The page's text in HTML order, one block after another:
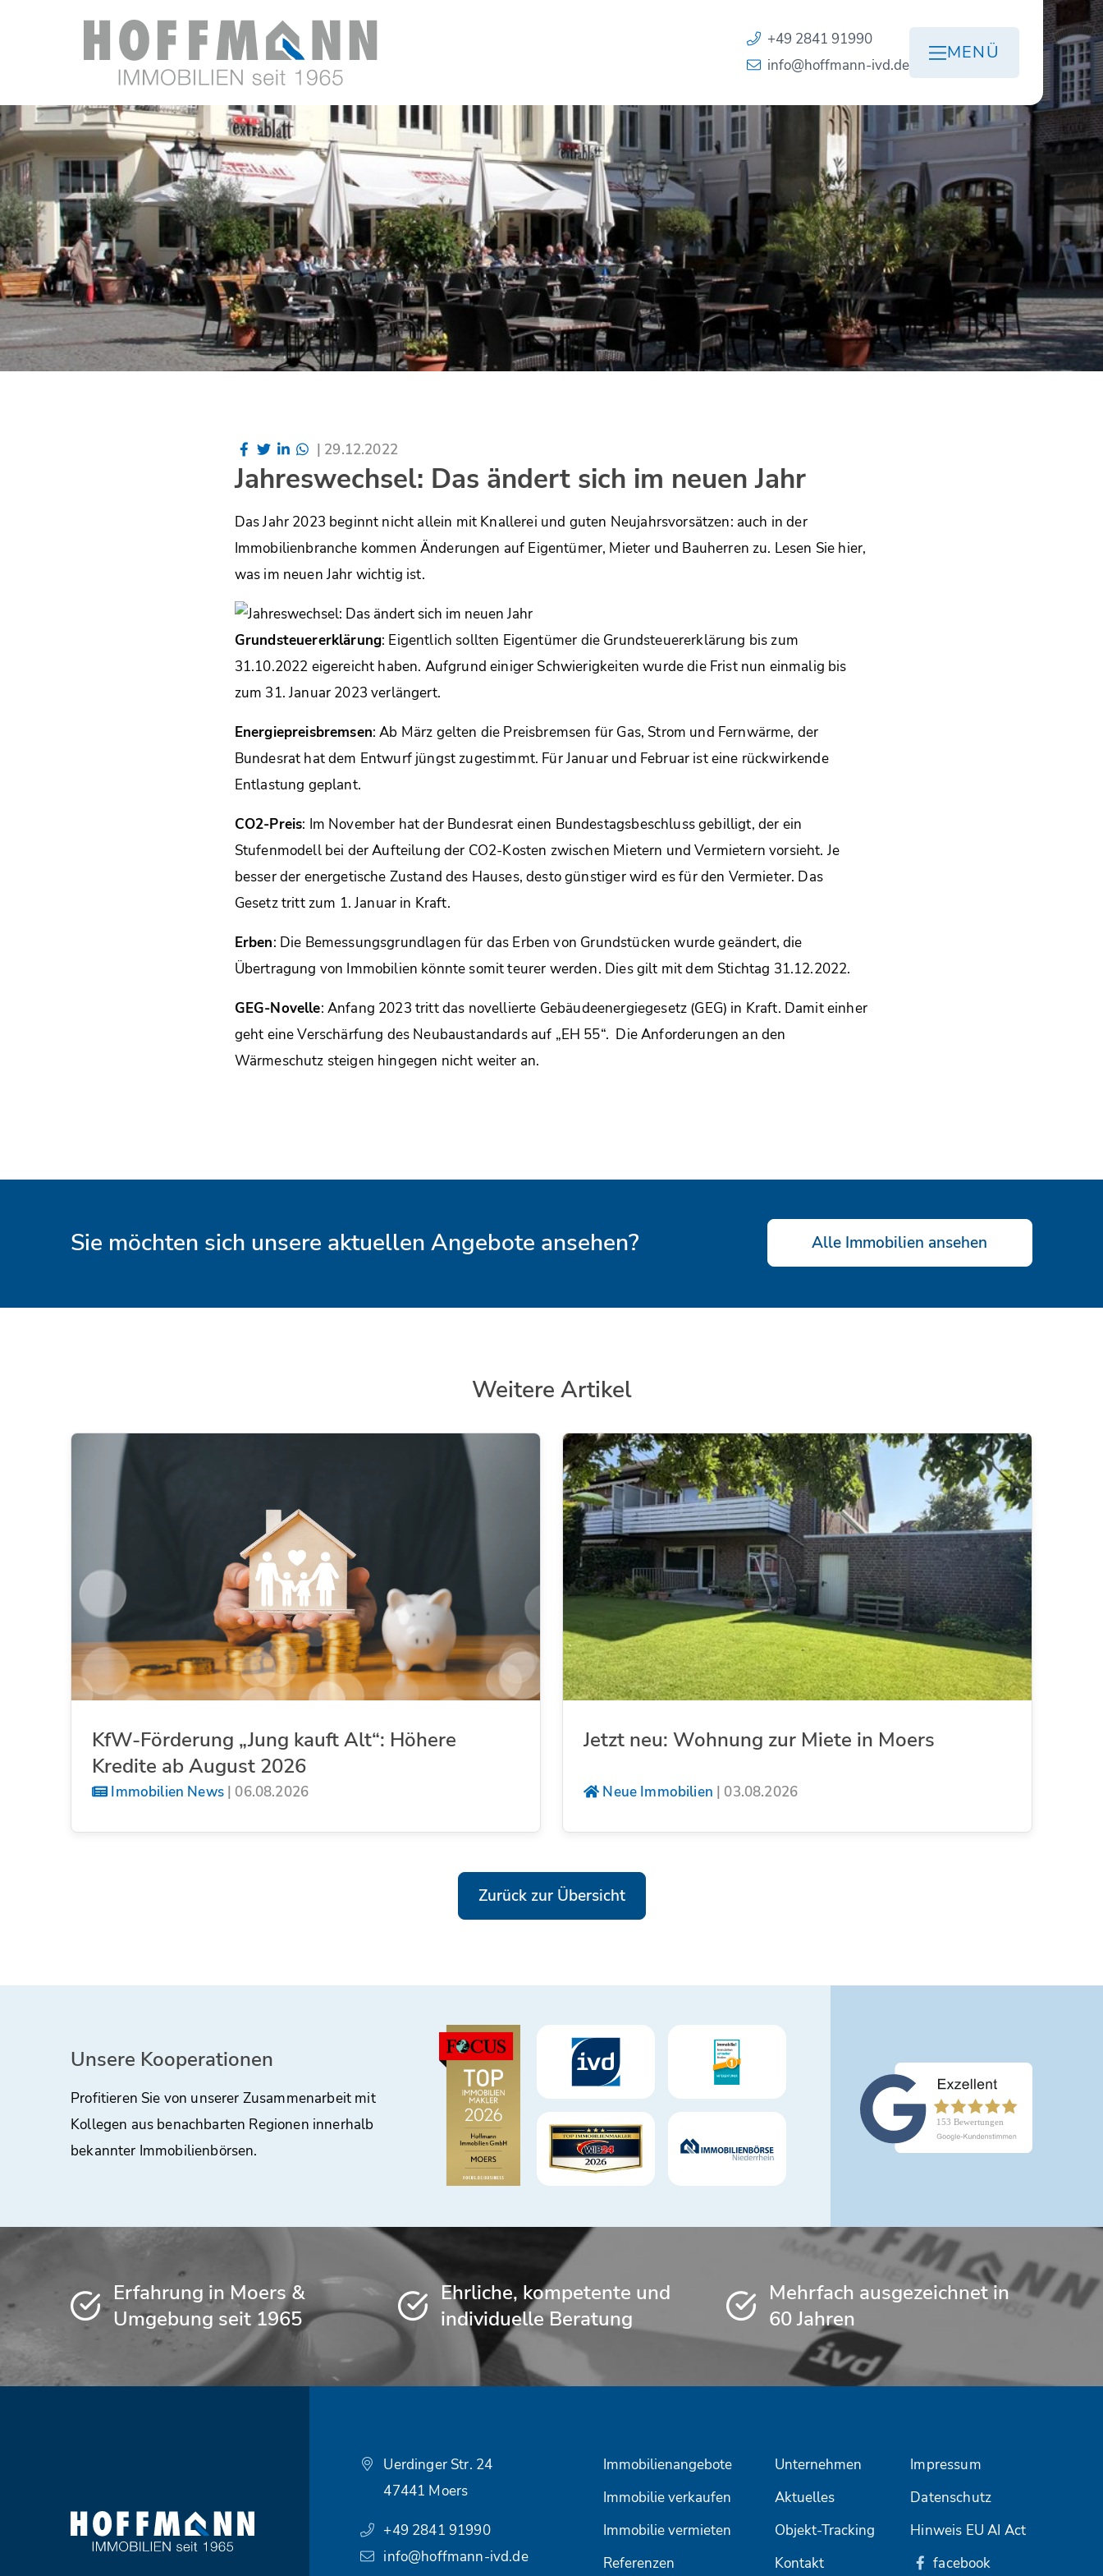
+49 2841 91990
info@hoffmann-ivd.de
MENÜ
| 29.12.2022
Jahreswechsel: Das ändert sich im neuen Jahr
Das Jahr 2023 beginnt nicht allein mit Knallerei und guten Neujahrsvorsätzen: auch in der
Immobilienbranche kommen Änderungen auf Eigentümer, Mieter und Bauherren zu. Lesen Sie hier,
was im neuen Jahr wichtig ist.
Grundsteuererklärung: Eigentlich sollten Eigentümer die Grundsteuererklärung bis zum
31.10.2022 eigereicht haben. Aufgrund einiger Schwierigkeiten wurde die Frist nun einmalig bis
zum 31. Januar 2023 verlängert.
Energiepreisbremsen: Ab März gelten die Preisbremsen für Gas, Strom und Fernwärme, der
Bundesrat hat dem Entwurf jüngst zugestimmt. Für Januar und Februar ist eine rückwirkende
Entlastung geplant.
CO2-Preis: Im November hat der Bundesrat einen Bundestagsbeschluss gebilligt, der ein
Stufenmodell bei der Aufteilung der CO2-Kosten zwischen Mietern und Vermietern vorsieht. Je
besser der energetische Zustand des Hauses, desto günstiger wird es für den Vermieter. Das
Gesetz tritt zum 1. Januar in Kraft.
Erben: Die Bemessungsgrundlagen für das Erben von Grundstücken wurde geändert, die
Übertragung von Immobilien könnte somit teurer werden. Dies gilt mit dem Stichtag 31.12.2022.
GEG-Novelle: Anfang 2023 tritt das novellierte Gebäudeenergiegesetz (GEG) in Kraft. Damit einher
geht eine Verschärfung des Neubaustandards auf „EH 55“. Die Anforderungen an den
Wärmeschutz steigen hingegen nicht weiter an.
Sie möchten sich unsere aktuellen Angebote ansehen? Alle Immobilien ansehen
Weitere Artikel
KfW-Förderung „Jung kauft Alt“: Höhere
Kredite ab August 2026
Immobilien News| 06.08.2026
Jetzt neu: Wohnung zur Miete in Moers
Neue Immobilien | 03.08.2026
Zurück zur Übersicht
Unsere Kooperationen
Profitieren Sie von unserer Zusammenarbeit mit
Kollegen aus benachbarten Regionen innerhalb
bekannter Immobilienbörsen.
Erfahrung in Moers &
Umgebung seit 1965
Ehrliche, kompetente und
individuelle Beratung
Mehrfach ausgezeichnet in
60 Jahren
Uerdinger Str. 24
47441 Moers
+49 2841 91990
info@hoffmann-ivd.de
Immobilienangebote
Unternehmen
Immobilie verkaufen
Aktuelles
Immobilie vermieten
Objekt-Tracking
Referenzen
Kontakt
Impressum
Datenschutz
Hinweis EU AI Act
facebook